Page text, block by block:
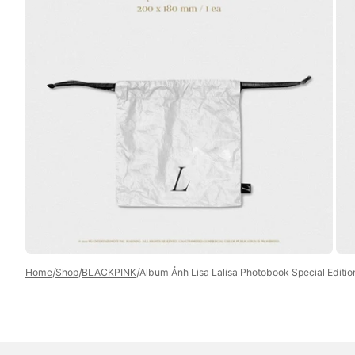
Open
gallery
view
Home/Shop/BLACKPINK/Album Ảnh Lisa Lalisa Photobook Special